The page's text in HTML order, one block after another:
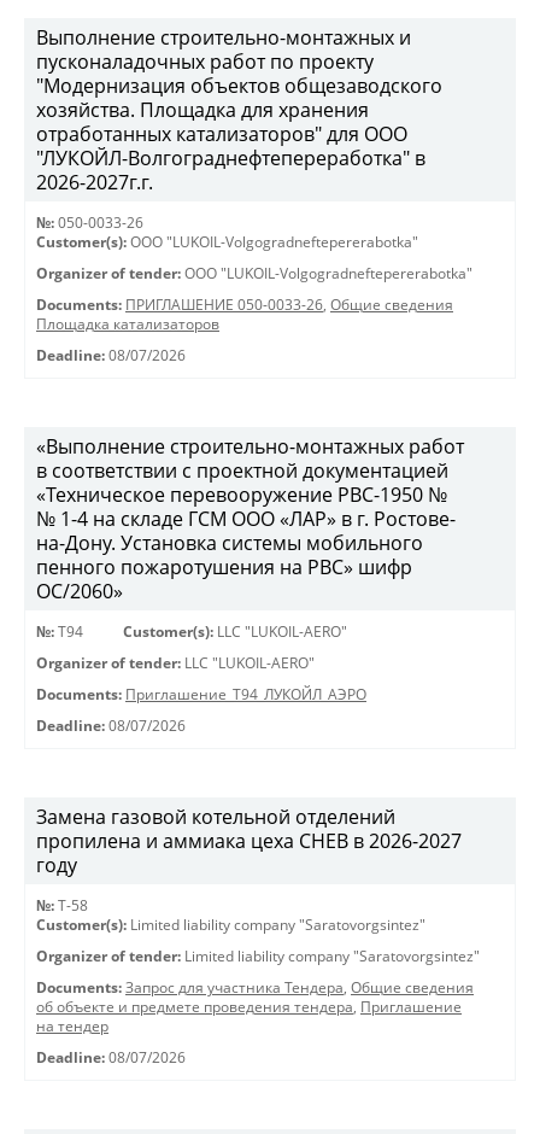
Выполнение строительно-монтажных и
пусконаладочных работ по проекту
"Модернизация объектов общезаводского
хозяйства. Площадка для хранения
отработанных катализаторов" для ООО
"ЛУКОЙЛ-Волгограднефтепереработка" в
2026-2027г.г.
№: 050-0033-26
Customer(s): OOO "LUKOIL-Volgogradneftepererabotka"
Organizer of tender: OOO "LUKOIL-Volgogradneftepererabotka"
Documents: ПРИГЛАШЕНИЕ 050-0033-26, Общие сведения
Площадка катализаторов
Deadline: 08/07/2026
«Выполнение строительно-монтажных работ
в соответствии с проектной документацией
«Техническое перевооружение РВС-1950 №
№ 1-4 на складе ГСМ ООО «ЛАР» в г. Ростове-
на-Дону. Установка системы мобильного
пенного пожаротушения на РВС» шифр
ОС/2060»
№: Т94 Customer(s): LLC "LUKOIL-AERO"
Organizer of tender: LLC "LUKOIL-AERO"
Documents: Приглашение_Т94_ЛУКОЙЛ_АЭРО
Deadline: 08/07/2026
Замена газовой котельной отделений
пропилена и аммиака цеха СНЕВ в 2026-2027
году
№: Т-58
Customer(s): Limited liability company "Saratovorgsintez"
Organizer of tender: Limited liability company "Saratovorgsintez"
Documents: Запрос для участника Тендера, Общие сведения
об объекте и предмете проведения тендера, Приглашение
на тендер
Deadline: 08/07/2026